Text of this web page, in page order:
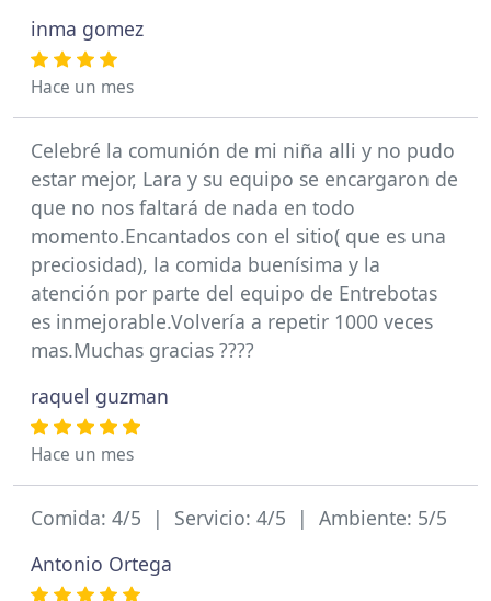
inma gomez
Hace un mes
Celebré la comunión de mi niña alli y no pudo
estar mejor, Lara y su equipo se encargaron de
que no nos faltará de nada en todo
momento.Encantados con el sitio( que es una
preciosidad), la comida buenísima y la
atención por parte del equipo de Entrebotas
es inmejorable.Volvería a repetir 1000 veces
mas.Muchas gracias ????
raquel guzman
Hace un mes
Comida: 4/5 | Servicio: 4/5 | Ambiente: 5/5
Antonio Ortega